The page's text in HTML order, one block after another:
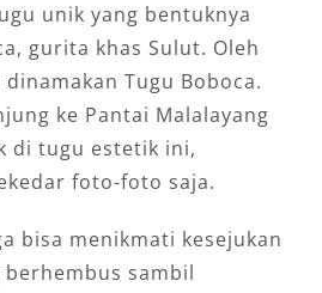
unik yang bentuknya
gurita khas Sulut. Oleh
Tugu Boboca.
ke Pantai Malalayang
di tugu estetik ini,
foto-foto saja.
bisa menikmati kesejukan
sambil